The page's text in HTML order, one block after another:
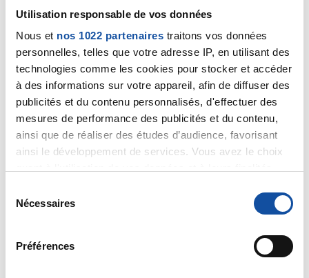
Utilisation responsable de vos données
Nous et nos 1022 partenaires traitons vos données
personnelles, telles que votre adresse IP, en utilisant des
technologies comme les cookies pour stocker et accéder
à des informations sur votre appareil, afin de diffuser des
publicités et du contenu personnalisés, d'effectuer des
mesures de performance des publicités et du contenu,
ainsi que de réaliser des études d’audience, favorisant
ainsi le développement de services. Vous avez le choix
tout moment en consultant la Déclaration relative aux
cookies ou en cliquant sur l'icône de confidentialité.
Si vous le permettez, nous aimerions également :
Nécessaires
Préférences
apparaître :
épuisement ;
insolation ;
coup de chaleur.
Que sont les crampes dues à la chaleur et comment
réagir ?
Symptômes :
Besoin de réponses